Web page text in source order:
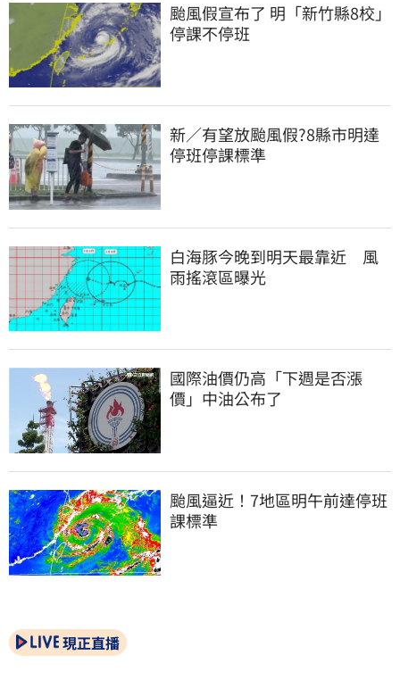
颱風假宣布了 明「新竹縣8校」
停課不停班
新／有望放颱風假?8縣市明達
停班停課標準
白海豚今晚到明天最靠近　風
雨搖滾區曝光
國際油價仍高「下週是否漲
價」中油公布了
颱風逼近！7地區明午前達停班
課標準
現正直播